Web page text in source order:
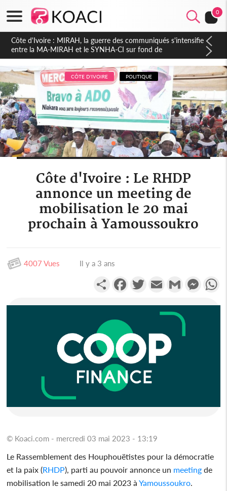
0
Côte d'Ivoire : Indépendance 2026, Thiam plaide pour un
environnement démocratique plus apaisé
CÔTE D'IVOIRE POLITIQUE
Côte d'Ivoire : Le RHDP
annonce un meeting de
mobilisation le 20 mai
prochain à Yamoussoukro
4007 Vues Il y a 3 ans
PartagerFacebookTwitterEmail Gmail
© Koaci.com - mercredi 03 mai 2023 - 13:19
Le Rassemblement des Houphouëtistes pour la démocratie
et la paix (RHDP), parti au pouvoir annonce un meeting de
mobilisation le samedi 20 mai 2023 àYamoussoukro